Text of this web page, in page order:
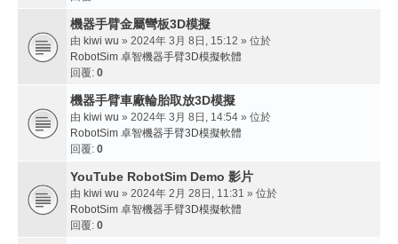
機器手臂金屬彎板3D模擬
由 kiwi wu » 2024年 3月 8日, 15:12 » 位於
RobotSim 卓智機器手臂3D模擬軟體
回覆: 0
機器手臂車廠輪胎取放3D模擬
由 kiwi wu » 2024年 3月 8日, 14:54 » 位於
RobotSim 卓智機器手臂3D模擬軟體
回覆: 0
YouTube RobotSim Demo 影片
由 kiwi wu » 2024年 2月 28日, 11:31 » 位於
RobotSim 卓智機器手臂3D模擬軟體
回覆: 0